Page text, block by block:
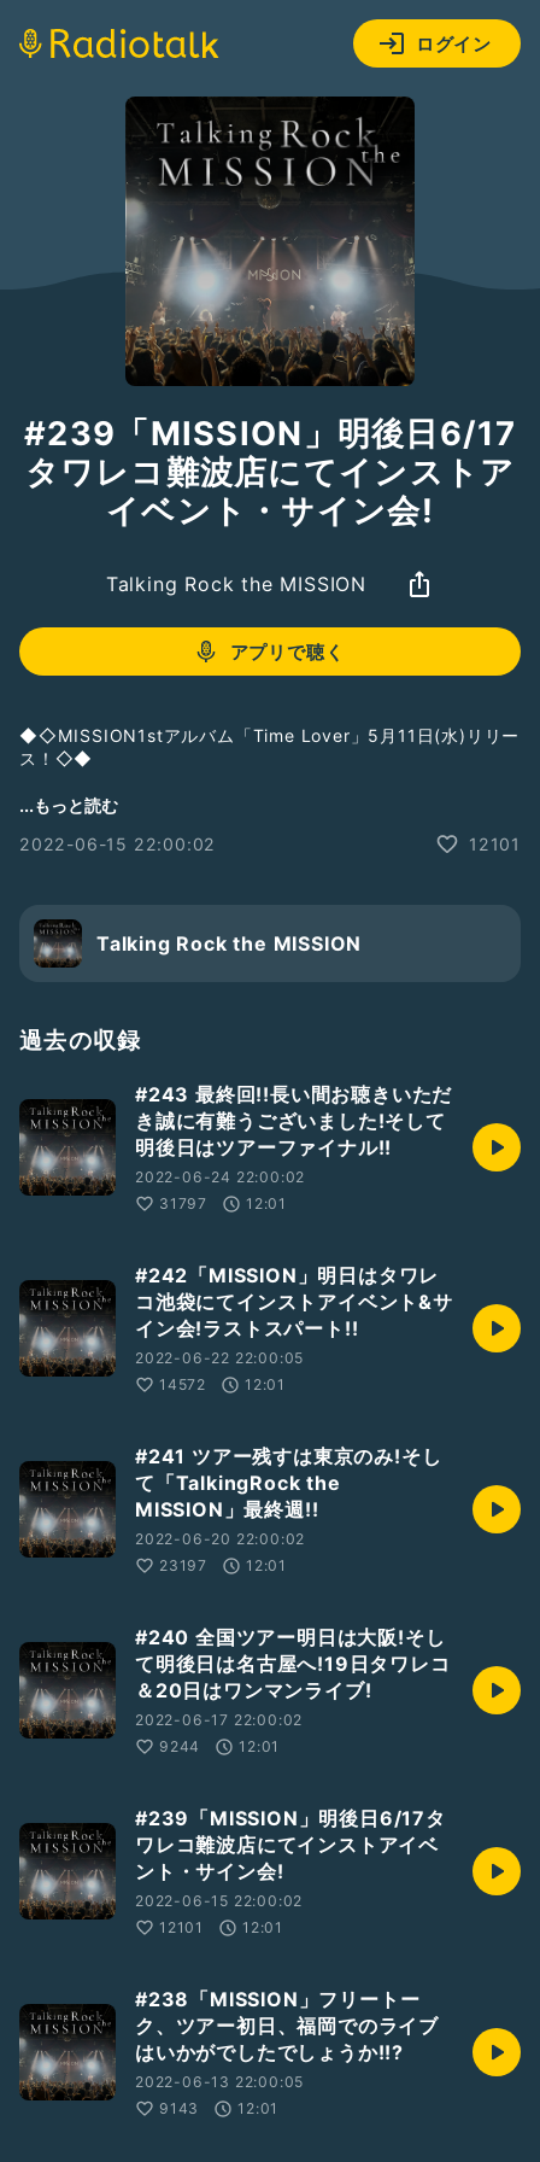
ログイン
#239「MISSION」明後日6/17
タワレコ難波店にてインストア
イベント・サイン会!
Talking Rock the MISSION
アプリで聴く
◆◇MISSION1stアルバム「Time Lover」5月11日(水)リリー
ス！◇◆
全国ツアーと同タイトルの、MISSION初のアルバムとなる
CD：3,300円（税込）/ 品番：SPK-00017
発売⽇：2022年5⽉11⽇(水)
◆◇『シアターロック・ザ・ミッション「Time Lover」』開
催中！◇◆
6月よりMISSION全国ツアー 『シアターロック・ザ・ミッシ
ョン「Time Lover」』開催中！
詳細はHPをチェック！
https://premium.mis.rocks/main.php
●2022年6月11日(土)福岡県BEAT STATION開場17:00開演
18:00
●2022年6月18日(土)大阪府Music Club JANUS開場17:00
開演18:00
●2022年6月20日(月)愛知県SPADE BOX開場17:00開演
...もっと読む
2022-06-15 22:00:02
12101
Talking Rock the MISSION
過去の収録
#243 最終回!!長い間お聴きいただ
き誠に有難うございました!そして
明後日はツアーファイナル!!
2022-06-24 22:00:02
31797
12:01
#242「MISSION」明日はタワレ
コ池袋にてインストアイベント&サ
イン会!ラストスパート!!
2022-06-22 22:00:05
14572
12:01
#241 ツアー残すは東京のみ!そし
て「TalkingRock the
MISSION」最終週!!
2022-06-20 22:00:02
23197
12:01
#240 全国ツアー明日は大阪!そし
て明後日は名古屋へ!19日タワレコ
＆20日はワンマンライブ!
2022-06-17 22:00:02
9244
12:01
#239「MISSION」明後日6/17タ
ワレコ難波店にてインストアイベ
ント・サイン会!
2022-06-15 22:00:02
12101
12:01
#238「MISSION」フリートー
ク、ツアー初日、福岡でのライブ
はいかがでしたでしょうか!!?
2022-06-13 22:00:05
9143
12:01